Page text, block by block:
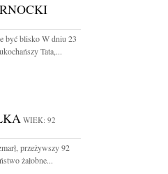
być blisko W dniu 23
Tata,...
WIEK: 92
przeżywszy 92
żałobne...